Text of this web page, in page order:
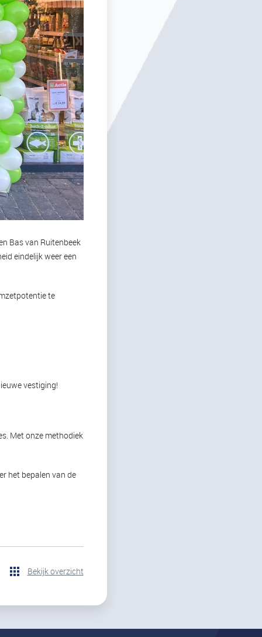
Bas van Ruitenbeek
eindelijk weer een
te
vestiging!
Met onze methodiek
het bepalen van de
Bekijk overzicht